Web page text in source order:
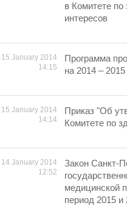
в Комитете
интересов
15 January 2014
14:15
Программа
на 2014 –
15 January 2014
14:14
Приказ "Об
Комитете по
14 January 2014
12:52
Закон Санкт-
медицинской
период 2015 и